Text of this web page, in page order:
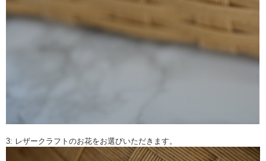
3: レザークラフトのお花をお選びいただきます。